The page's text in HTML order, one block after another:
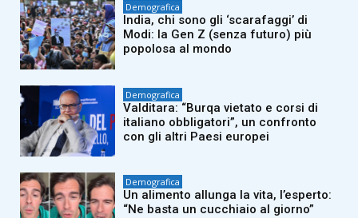
Demografica
India, chi sono gli ‘scarafaggi’ di
Modi: la Gen Z (senza futuro) più
popolosa al mondo
Demografica
Valditara: “Burqa vietato e corsi di
italiano obbligatori”, un confronto
con gli altri Paesi europei
Demografica
Un alimento allunga la vita, l’esperto:
“Ne basta un cucchiaio al giorno”